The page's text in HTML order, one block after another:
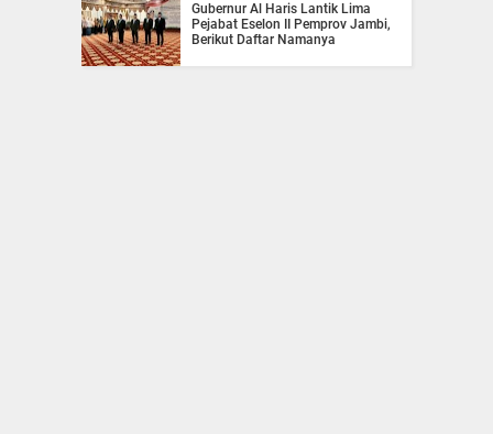
Gubernur Al Haris Lantik Lima
Pejabat Eselon II Pemprov Jambi,
Berikut Daftar Namanya